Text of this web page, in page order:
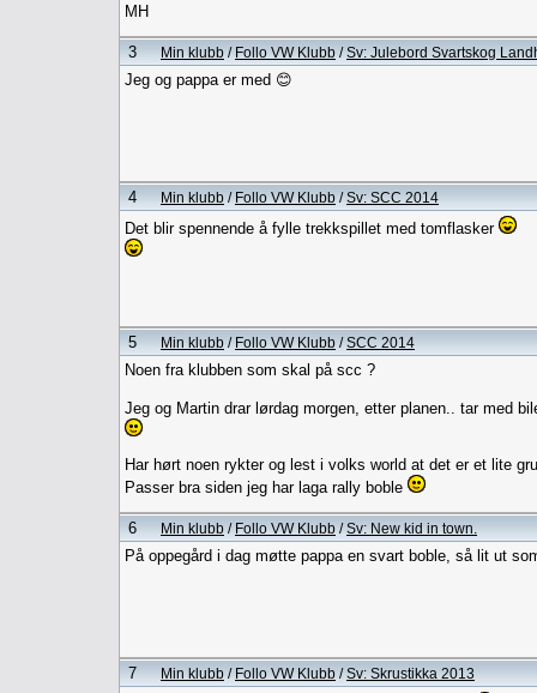
MH
3 Min klubb / Follo VW Klubb /Sv: Julebord Svartskog
Jeg og pappa er med 😊
4 Min klubb / Follo VW Klubb /Sv: SCC 2014
Det blir spennende å fylle trekkspillet med tomflasker
5 Min klubb / Follo VW Klubb /SCC 2014
Noen fra klubben som skal på scc ?
Jeg og Martin drar lørdag morgen, etter planen.. tar med
Har hørt noen rykter og lest i volks world at det er et lite
Passer bra siden jeg har laga rally boble
6 Min klubb / Follo VW Klubb /Sv: New kid in town.
På oppegård i dag møtte pappa en svart boble, så lit ut
7 Min klubb / Follo VW Klubb /Sv: Skrustikka 2013